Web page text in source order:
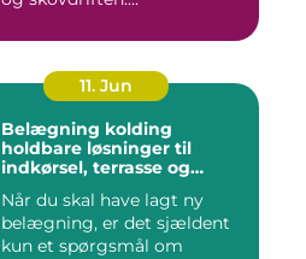
11. Jun
Belægning kolding
holdbare løsninger til
indkørsel, terrasse og
Når du skal have lagt ny
belægning, er det sjældent
kun et spørgsmål om